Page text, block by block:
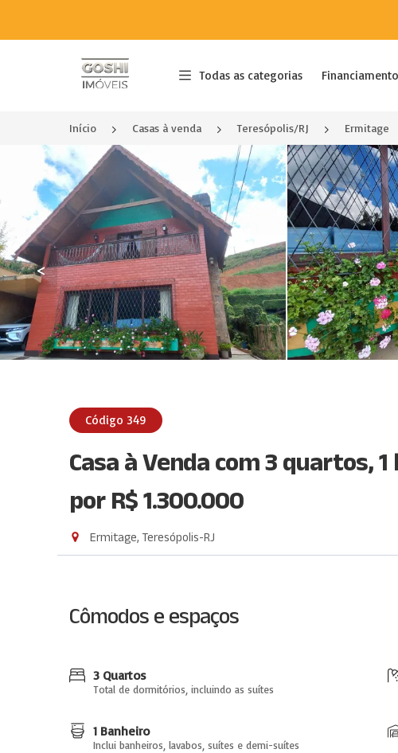
Página inicial
Todas as categorias
Início Casas à venda Teresópolis/RJ Ermitage
<
Código 349
Casa à Venda com 3 quartos,
por R$ 1.300.000
Ermitage, Teresópolis-RJ
Cômodos e espaços
3 Quartos
Total de dormitórios, incluindo as suítes
1 Banheiro
Inclui banheiros, lavabos, suítes e demi-suítes